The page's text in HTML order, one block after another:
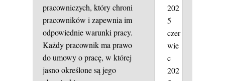
pracowniczych, który chroni
pracowników i zapewnia im
odpowiednie warunki pracy.
Każdy pracownik ma prawo
do umowy o pracę, w której
jasno określone są jego
202
5
czer
wie
c
202